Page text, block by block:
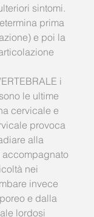
sintomi.
prima
e poi la
i
le ultime
cervicale e
provoca
alla
nei
invece
e dalla
lordosi